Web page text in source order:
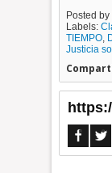
Posted by
Labels:
TIEMPO​,
Justicia